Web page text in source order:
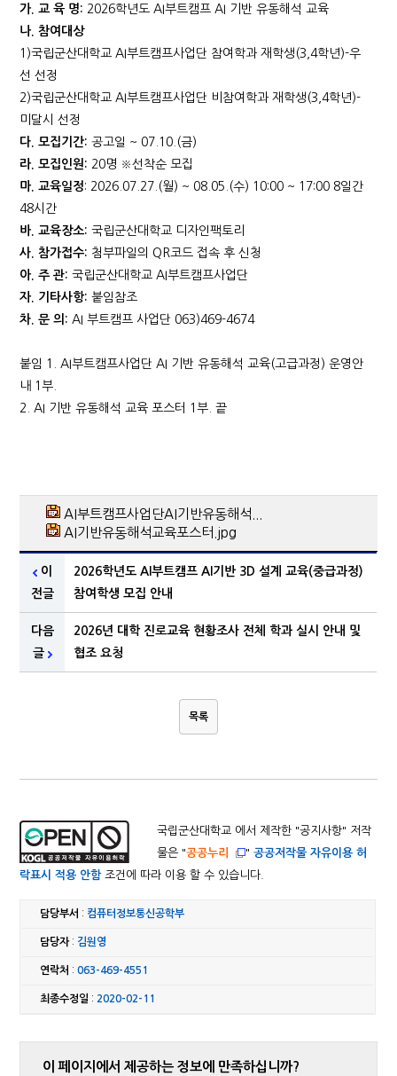
가 .교 육 명: 2026학년도 AI부트캠프 AI 기반 유동해석 교육
나 .참여대상
1)국립군산대학교 AI부트캠프사업단 참여학과 재학생(3,4학년)-우
선 선정
2)국립군산대학교 AI부트캠프사업단 비참여학과 재학생(3,4학년)-
미달시 선정
다 모집기간: 공고일 ~ 07.10.(금)
라 .모집인원: 20명 ※선착순 모집
마 .교육일정: 2026.07.27.(월) ~ 08.05.(수) 10:00 ~ 17:00 8일간
48시간
바 .교육장소: 국립군산대학교 디자인팩토리
사 .참가접수: 첨부파일의 QR코드 접속 후 신청
아 .주 관:국립군산대학교 AI부트캠프사업단
자
기타사항: 붙임참조
차 .문 의 : AI 부트캠프 사업단 063)469-4674
붙임 1. AI부트캠프사업단 AI 기반 유동해석 교육(고급과정) 운영안
내 1부.
2. AI 기반 유동해석 교육 포스터 1부. 끝
AI부트캠프사업단AI기반유동해석...
AI기반유동해석교육포스터.jpg
이
전글
2026학년도 AI부트캠프 AI기반 3D 설계 교육(중급과정)
참여학생 모집 안내
다음
글
2026년 대학 진로교육 현황조사 전체 학과 실시 안내 및
협조 요청
목록
국립군산대학교 에서 제작한 "공지사항" 저작
물은 "공공누리 "공공저작물 자유이용 허
락표시 적용 안함조건에 따라 이용 할 수 있습니다.
담당부서 : 컴퓨터정보통신공학부
담당자: 김원영
연락처 :063-469-4551
최종수정일 : 2020-02-11
이 페이지에서 제공하는 정보에 만족하십니까?